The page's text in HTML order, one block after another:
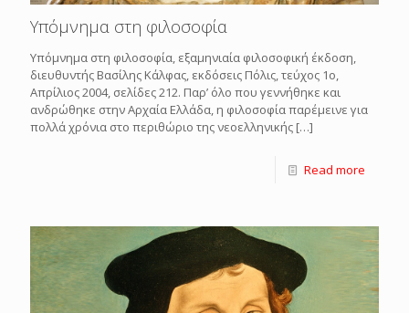
Υπόμνημα στη φιλοσοφία
Υπόμνημα στη φιλοσοφία, εξαμηνιαία φιλοσοφική έκδοση,
διευθυντής Βασίλης Κάλφας, εκδόσεις Πόλις, τεύχος 1ο,
Απρίλιος 2004, σελίδες 212. Παρ’ όλο που γεννήθηκε και
ανδρώθηκε στην Αρχαία Ελλάδα, η φιλοσοφία παρέμεινε για
πολλά χρόνια στο περιθώριο της νεοελληνικής […]
Read more